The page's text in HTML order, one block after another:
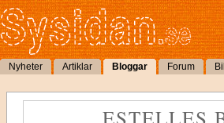
Nyheter Artiklar Bloggar Forum